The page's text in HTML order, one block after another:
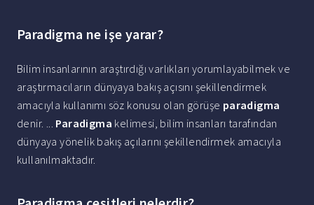
Paradigma ne işe yarar?
Bilim insanlarının araştırdığı varlıkları yorumlayabilmek ve
araştırmacıların dünyaya bakış açısını şekillendirmek
amacıyla kullanımı söz konusu olan görüşe paradigma
denir. ... Paradigma kelimesi, bilim insanları tarafından
dünyaya yönelik bakış açılarını şekillendirmek amacıyla
kullanılmaktadır.